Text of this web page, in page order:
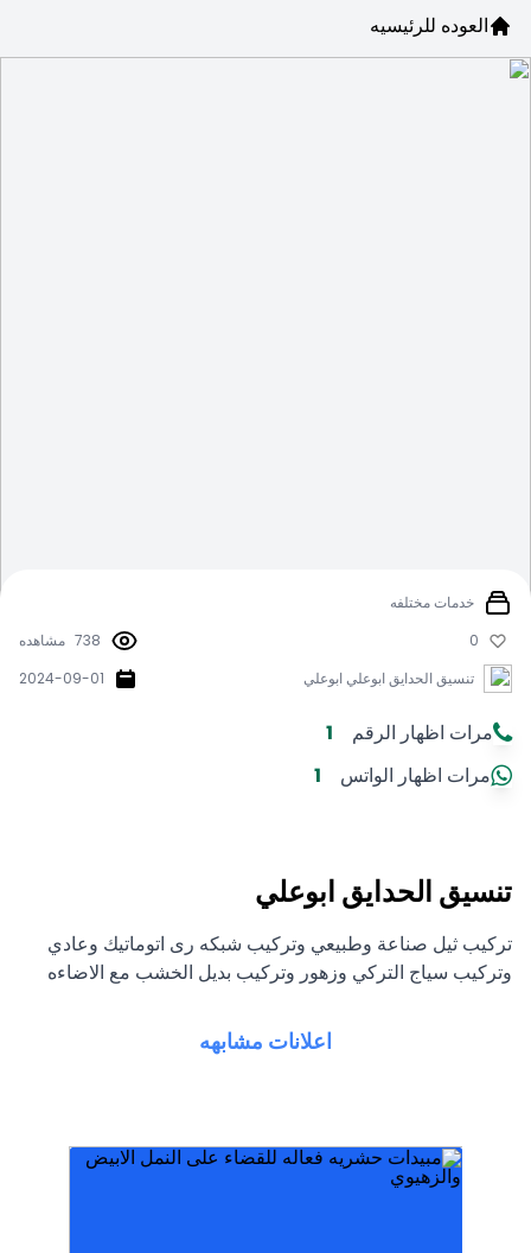
العوده للرئيسيه
خدمات مختلفه
0
738 مشاهده
تنسيق الحدايق ابوعلي ابوعلي
2024-09-01
مرات اظهار الرقم
1
مرات اظهار الواتس
1
تنسيق الحدايق ابوعلي
تركيب ثيل صناعة وطبيعي وتركيب شبكه رى اتوماتيك وعادي
وتركيب سياج التركي وزهور وتركيب بديل الخشب مع الاضاءه
اعلانات مشابهه
تورريد وبيع وتوصيل جميع انواع الاحبار الطابعات